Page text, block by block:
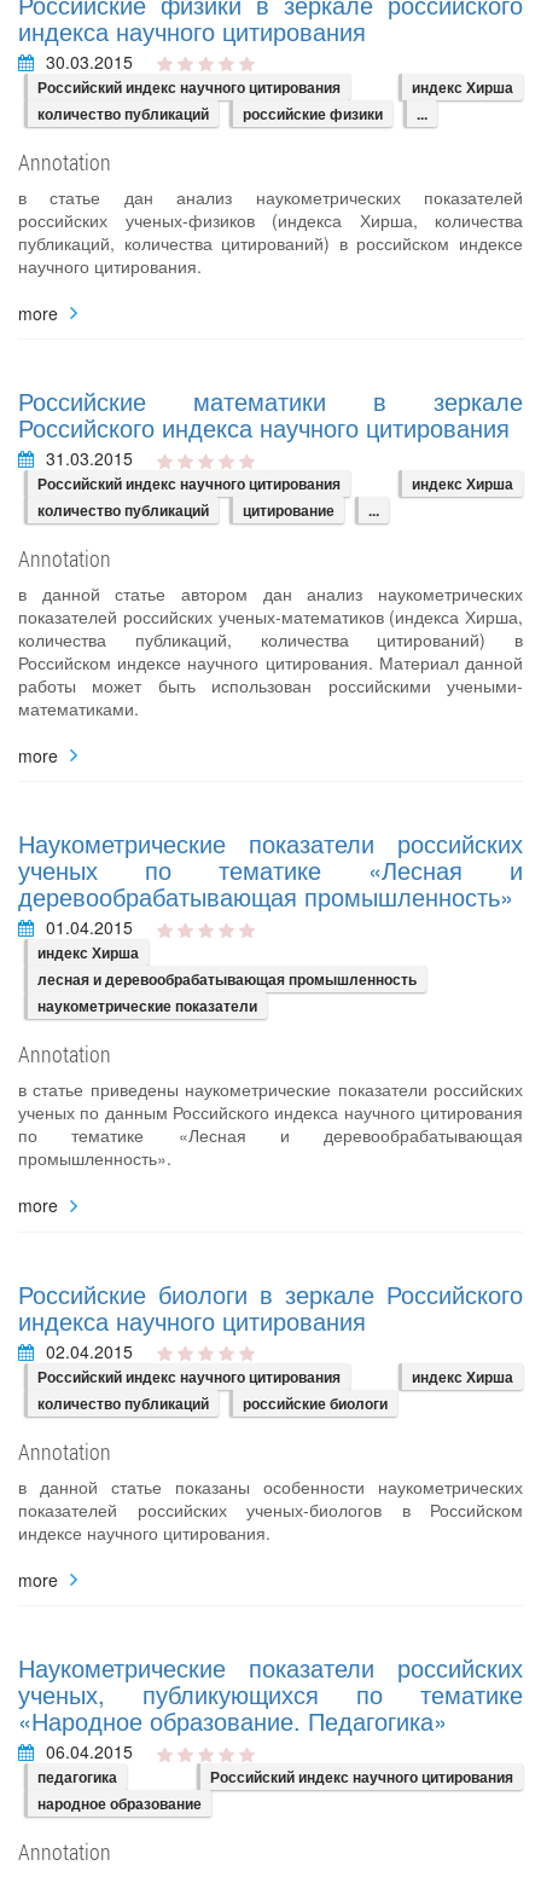
индекса научного цитирования
30.03.2015
Российский индекс научного цитирования
индекс Хирша
количество публикаций
российские физики ...
Annotation
в статье дан анализ наукометрических показателей
российских ученых-физиков (индекса Хирша, количества
публикаций, количества цитирований) в российском индексе
научного цитирования.
more
Российские математики в зеркале
Российского индекса научного цитирования
31.03.2015
Российский индекс научного цитирования
индекс Хирша
количество публикаций
цитирование ...
Annotation
в данной статье автором дан анализ наукометрических
показателей российских ученых‐математиков (индекса Хирша,
количества публикаций, количества цитирований) в
Российском индексе научного цитирования. Материал данной
работы может быть использован российскими учеными-
математиками.
more
Наукометрические показатели российских
ученых по тематике «Лесная и
деревообрабатывающая промышленность»
01.04.2015
индекс Хирша
лесная и деревообрабатывающая промышленность
наукометрические показатели
Annotation
в статье приведены наукометрические показатели российских
ученых по данным Российского индекса научного цитирования
по тематике «Лесная и деревообрабатывающая
промышленность».
more
Российские биологи в зеркале Российского
индекса научного цитирования
02.04.2015
Российский индекс научного цитирования
индекс Хирша
количество публикаций
российские биологи
Annotation
в данной статье показаны особенности наукометрических
показателей российских ученых‐биологов в Российском
индексе научного цитирования.
more
Наукометрические показатели российских
ученых, публикующихся по тематике
«Народное образование. Педагогика»
06.04.2015
педагогика
Российский индекс научного цитирования
народное образование
Annotation